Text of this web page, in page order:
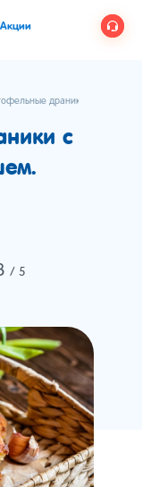
Акции
драники с куриным
с
/ 5